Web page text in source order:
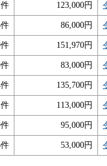
123,000円
86,000円
151,970円
83,000円
135,700円
113,000円
95,000円
53,000円